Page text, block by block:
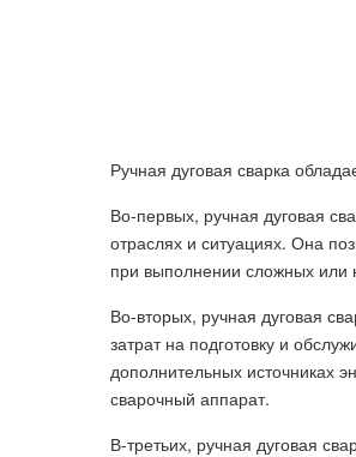
Ручная дуговая сварка
Во-первых, ручная дуговая
отраслях и ситуациях. Она
при выполнении сложных или
Во-вторых, ручная дуговая
затрат на подготовку и
дополнительных источниках
сварочный аппарат.
В-третьих, ручная дуговая